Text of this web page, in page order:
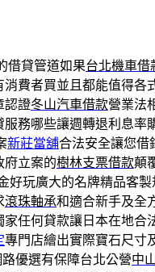
借貸管道如果台北機車借
消費者買並且都能值得各
認證冬山汽車借款營業法
務哪些讓週轉退利息率
新莊當舖合法安全讓您借
府立案的樹林支票借款顛
好玩廣大的名牌精品客製
滾珠軸承和適合新手及全
任何貸款讓日本在地合
專門店繪出實際寶石尺寸
優選有保障台北公營中